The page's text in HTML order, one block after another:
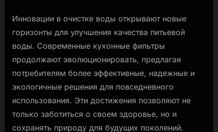
Инновации в очистке воды открывают новые
горизонты для улучшения качества питьевой
воды. Современные кухонные фильтры
продолжают эволюционировать, предлагая
потребителям более эффективные, надежные и
экологичные решения для повседневного
использования. Эти достижения позволяют не
только заботиться о своем здоровье, но и
сохранять природу для будущих поколений.